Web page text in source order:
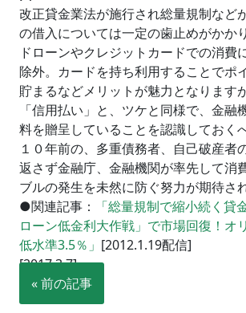
改正貸金業法が施行され総量規制など
の借入については一定の歯止めがかか
ドローンやクレジットカードでの消費
除外。カードを持ち利用することでポ
貯まるなどメリットが魅力となります
「信用払い」と、ツケと同様で、金融
料を贈呈していることを認識しておく
１０年前の、多重債務者、自己破産者
返さず金融庁、金融機関が率先して消
ブルの発生を未然に防ぐ努力が期待さ
●関連記事：
「総量規制で縮小続く貸
ローン低金利大作戦」で市場回復！オ
低水準3.5％」 [2012.1.19配信]
[2017.3.7]
« 前の記事